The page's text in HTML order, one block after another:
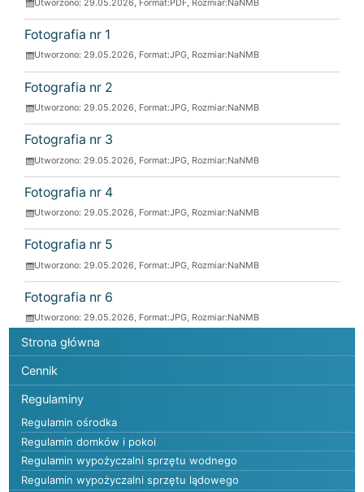
Utworzono: 29.05.2026, Format: PDF, Rozmiar: NaNMB
Fotografia nr 1
Utworzono: 29.05.2026, Format:JPG, Rozmiar:NaNMB
Fotografia nr 2
Utworzono: 29.05.2026, Format:JPG, Rozmiar:NaNMB
Fotografia nr 3
Utworzono: 29.05.2026, Format:JPG, Rozmiar:NaNMB
Fotografia nr 4
Utworzono: 29.05.2026, Format:JPG, Rozmiar:NaNMB
Fotografia nr 5
Utworzono: 29.05.2026, Format:JPG, Rozmiar:NaNMB
Fotografia nr 6
Utworzono: 29.05.2026, Format:JPG, Rozmiar:NaNMB
Menu główne
Strona główna
Cennik
Regulaminy
Regulamin ośrodka
Regulamin domków i pokoi
Regulamin wypożyczalni sprzętu wodnego
Regulamin wypożyczalni sprzętu lądowego